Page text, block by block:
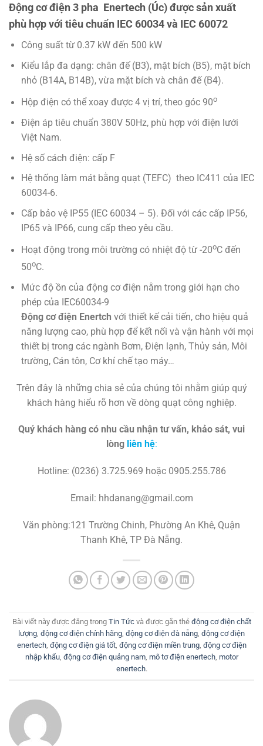
Động cơ điện 3 pha Enertech (Úc) được sản xuất
phù hợp với tiêu chuẩn IEC 60034 và IEC 60072
Công suất từ 0.37 kW đến 500 kW
Kiểu lắp đa dạng: chân đế (B3), mặt bích (B5), mặt bích
nhỏ (B14A, B14B), vừa mặt bích và chân đế (B4).
Hộp điện có thể xoay được 4 vị trí, theo góc 90o
Điện áp tiêu chuẩn 380V 50Hz, phù hợp với điện lưới
Việt Nam.
Hệ số cách điện: cấp F
Hệ thống làm mát bằng quạt (TEFC) theo IC411 của IEC
60034-6.
Cấp bảo vệ IP55 (IEC 60034 – 5). Đối với các cấp IP56,
IP65 và IP66, cung cấp theo yêu cầu.
Hoạt động trong môi trường có nhiệt độ từ -20oC đến
50oC.
Mức độ ồn của động cơ điện nằm trong giới hạn cho
phép của IEC60034-9
Động cơ điện Enertch với thiết kế cải tiến, cho hiệu quả
năng lượng cao, phù hợp để kết nối và vận hành với mọi
thiết bị trong các ngành Bơm, Điện lạnh, Thủy sản, Môi
trường, Cán tôn, Cơ khí chế tạo máy…
Trên đây là những chia sẻ của chúng tôi nhằm giúp quý
khách hàng hiểu rõ hơn về dòng quạt công nghiệp.
Quý khách hàng có nhu cầu nhận tư vấn, khảo sát, vui
lòng liên hệ:
Hotline: (0236) 3.725.969 hoặc 0905.255.786
Email: hhdanang@gmail.com
Văn phòng:121 Trường Chinh, Phường An Khê, Quận
Thanh Khê, TP Đà Nẵng.
Bài viết này được đăng trong Tin Tứcvà được gắn thẻ động cơ điện chất
lượng, động cơ điện chính hãng, động cơ điện đà nẵng, động cơ điện
enertech, động cơ điện giá tốt, động cơ điện miền trung, động cơ điện
nhập khẩu, động cơ điện quảng nam, mô tơ điện enertech, motor
enertech.